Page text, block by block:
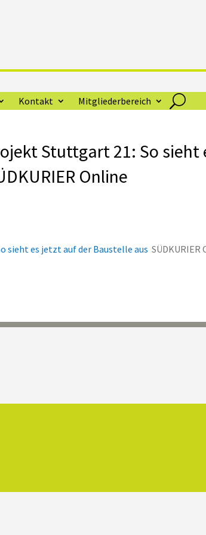
Kontakt Mitgliederbereich
Stuttgart 21: So sieht
Online
es jetzt auf der Baustelle aus SÜDKURIER